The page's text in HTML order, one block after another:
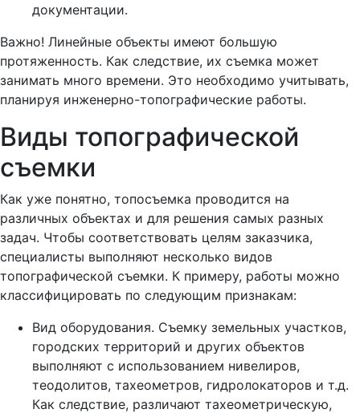
документации.
Важно! Линейные объекты имеют большую
протяженность. Как следствие, их съемка может
занимать много времени. Это необходимо учитывать,
планируя инженерно-топографические работы.
Виды топографической
съемки
Как уже понятно, топосъемка проводится на
различных объектах и для решения самых разных
задач. Чтобы соответствовать целям заказчика,
специалисты выполняют несколько видов
топографической съемки. К примеру, работы можно
классифицировать по следующим признакам:
Вид оборудования. Съемку земельных участков,
городских территорий и других объектов
выполняют с использованием нивелиров,
теодолитов, тахеометров, гидролокаторов и т.д.
Как следствие, различают тахеометрическую,